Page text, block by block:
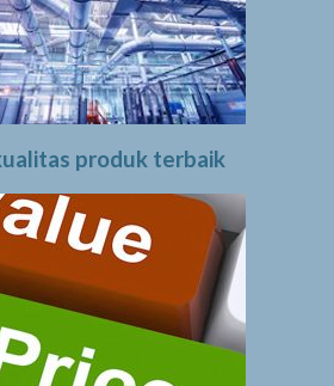
produk terbaik